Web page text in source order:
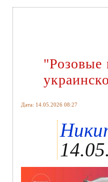
"Розовые
Дата: 14.05.2026 08:27